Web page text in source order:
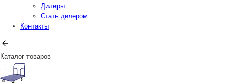
Дилеры
Стать дилером
Контакты
Каталог товаров